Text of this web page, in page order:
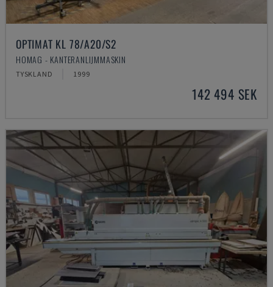
OPTIMAT KL 78/A20/S2
HOMAG - KANTERANLIJMMASKIN
TYSKLAND 1999
142 494 SEK